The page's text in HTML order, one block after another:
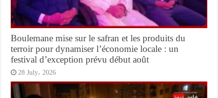
Boulemane mise sur le safran et les produits du
terroir pour dynamiser l’économie locale : un
festival d’exception prévu début août
28 July، 2026